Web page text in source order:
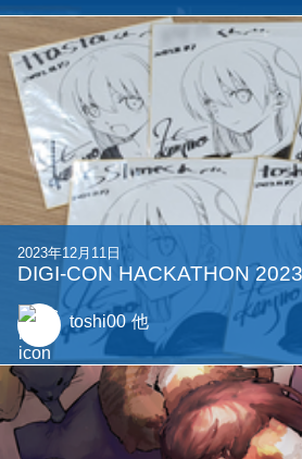
2023年12月11日
DIGI-CON HACKATHON 2023
toshi00 他